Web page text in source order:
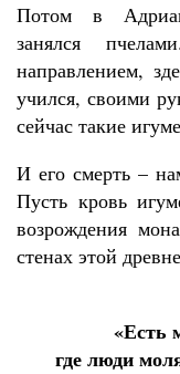
Потом в
занялся
направлением,
учился, своими
сейчас такие
И его смерть –
Пусть кровь
возрождения
стенах этой
«Есть
где люди